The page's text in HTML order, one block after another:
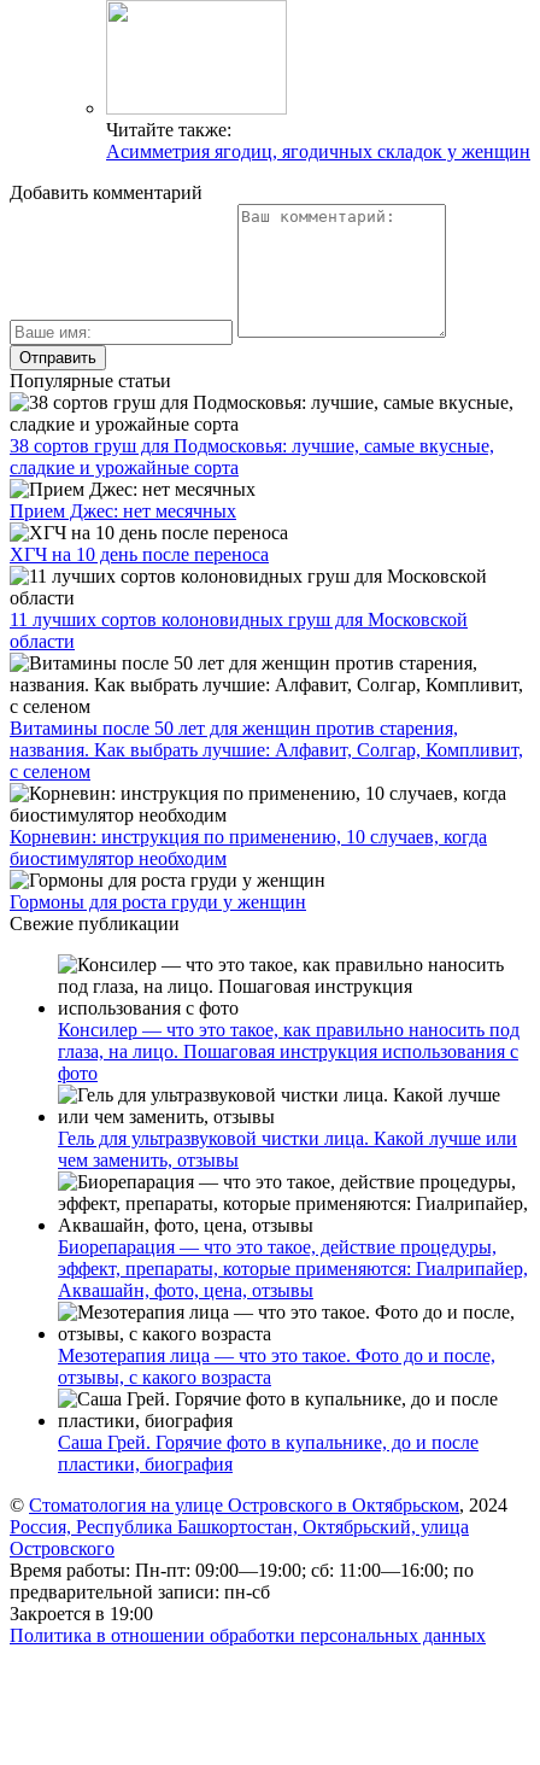
Читайте также:
Асимметрия ягодиц, ягодичных складок у женщин
Добавить комментарий
Популярные статьи
38 сортов груш для Подмосковья: лучшие, самые вкусные,
сладкие и урожайные сорта
Прием Джес: нет месячных
ХГЧ на 10 день после переноса
11 лучших сортов колоновидных груш для Московской
области
Витамины после 50 лет для женщин против старения,
названия. Как выбрать лучшие: Алфавит, Солгар, Компливит,
с селеном
Корневин: инструкция по применению, 10 случаев, когда
биостимулятор необходим
Гормоны для роста груди у женщин
Свежие публикации
Консилер — что это такое, как правильно наносить под
глаза, на лицо. Пошаговая инструкция использования с
фото
Гель для ультразвуковой чистки лица. Какой лучше или
чем заменить, отзывы
Биорепарация — что это такое, действие процедуры,
эффект, препараты, которые применяются: Гиалрипайер,
Аквашайн, фото, цена, отзывы
Мезотерапия лица — что это такое. Фото до и после,
отзывы, с какого возраста
Саша Грей. Горячие фото в купальнике, до и после
пластики, биография
© Стоматология на улице Островского в Октябрьском, 2024
Россия, Республика Башкортостан, Октябрьский, улица
Островского
Время работы: Пн-пт: 09:00—19:00; сб: 11:00—16:00; по
предварительной записи: пн-сб
Закроется в 19:00
Политика в отношении обработки персональных данных